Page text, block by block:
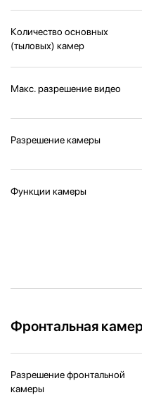
Количество основных
(тыловых) камер
Макс. разрешение видео
Разрешение камеры
Функции камеры
Фронтальная
Разрешение фронтальной
камеры